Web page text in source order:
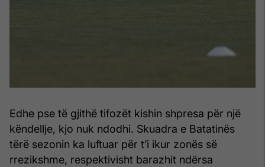
Edhe pse të gjithë tifozët kishin shpresa për një
këndellje, kjo nuk ndodhi. Skuadra e Batatinës
tërë sezonin ka luftuar për t’i ikur zonës së
rrezikshme, respektivisht barazhit ndërsa